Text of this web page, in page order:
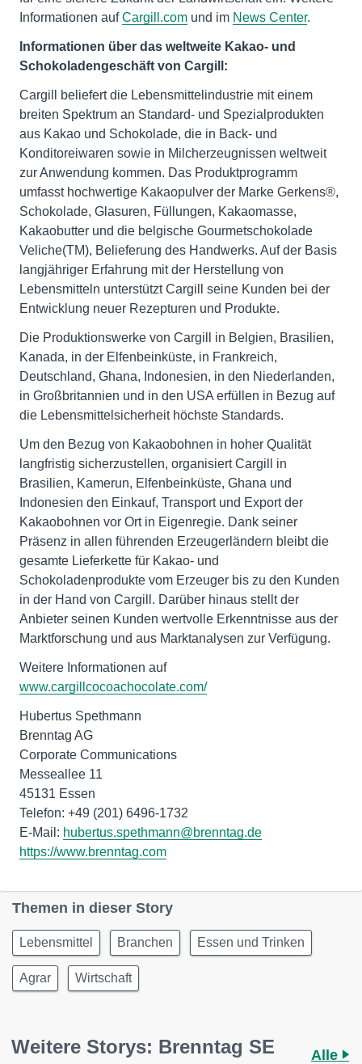
Informationen aufCargill.com und im News Center.
Informationen über das weltweite Kakao- und
Schokoladengeschäft von Cargill:
Cargill beliefert die Lebensmittelindustrie mit einem
breiten Spektrum an Standard- und Spezialprodukten
aus Kakao und Schokolade, die in Back- und
Konditoreiwaren sowie in Milcherzeugnissen weltweit
zur Anwendung kommen. Das Produktprogramm
umfasst hochwertige Kakaopulver der Marke Gerkens®,
Schokolade, Glasuren, Füllungen, Kakaomasse,
Kakaobutter und die belgische Gourmetschokolade
Veliche(TM), Belieferung des Handwerks. Auf der Basis
langjähriger Erfahrung mit der Herstellung von
Lebensmitteln unterstützt Cargill seine Kunden bei der
Entwicklung neuer Rezepturen und Produkte.
Die Produktionswerke von Cargill in Belgien, Brasilien,
Kanada, in der Elfenbeinküste, in Frankreich,
Deutschland, Ghana, Indonesien, in den Niederlanden,
in Großbritannien und in den USA erfüllen in Bezug auf
die Lebensmittelsicherheit höchste Standards.
Um den Bezug von Kakaobohnen in hoher Qualität
langfristig sicherzustellen, organisiert Cargill in
Brasilien, Kamerun, Elfenbeinküste, Ghana und
Indonesien den Einkauf, Transport und Export der
Kakaobohnen vor Ort in Eigenregie. Dank seiner
Präsenz in allen führenden Erzeugerländern bleibt die
gesamte Lieferkette für Kakao- und
Schokoladenprodukte vom Erzeuger bis zu den Kunden
in der Hand von Cargill. Darüber hinaus stellt der
Anbieter seinen Kunden wertvolle Erkenntnisse aus der
Marktforschung und aus Marktanalysen zur Verfügung.
Weitere Informationen auf
www.cargillcocoachocolate.com/
Hubertus Spethmann
Brenntag AG
Corporate Communications
Messeallee 11
45131 Essen
Telefon: +49 (201) 6496-1732
E-Mail: hubertus.spethmann@brenntag.de
https://www.brenntag.com
Themen in dieser Story
Lebensmittel Branchen Essen und Trinken
Agrar Wirtschaft
Weitere Storys: Brenntag SE Alle